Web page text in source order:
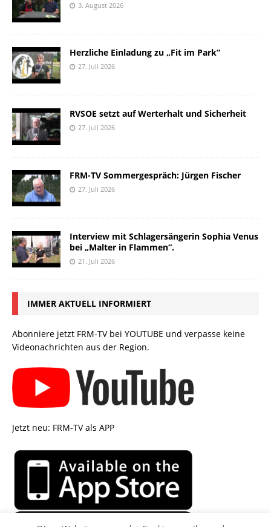
3. August 2026
Herzliche Einladung zu „Fit im Park“
27. Juli 2026
RVSOE setzt auf Werterhalt und Sicherheit
27. Juli 2026
FRM-TV Sommergespräch: Jürgen Fischer
27. Juli 2026
Interview mit Schlagersängerin Sophia Venus
bei „Malter in Flammen“.
21. Juli 2026
IMMER AKTUELL INFORMIERT
Abonniere jetzt FRM-TV bei YOUTUBE und verpasse keine
Videonachrichten aus der Region.
Jetzt neu: FRM-TV als APP